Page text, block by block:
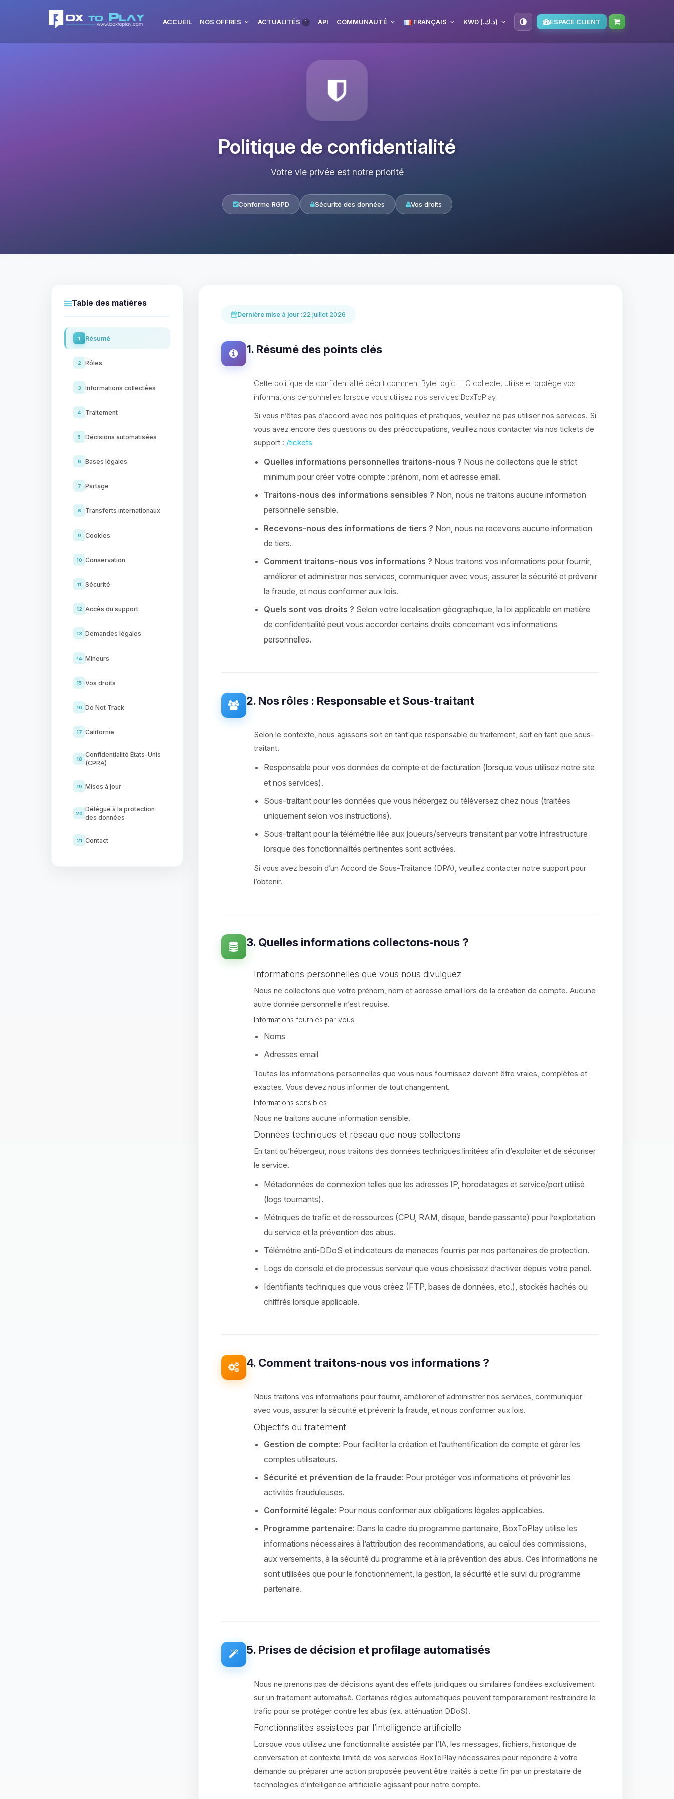
ACCUEIL NOS OFFRES ACTUALITÉS 1 API COMMUNAUTÉ FRANÇAIS KWD (د.ك.‏) ESPACE CLIENT
Politique de confidentialité
Votre vie privée est notre priorité
Conforme RGPD Sécurité des données Vos droits
Table des matières
1 Résumé
2 Rôles
3 Informations collectées
4 Traitement
5 Décisions automatisées
6 Bases légales
7 Partage
8 Transferts internationaux
9 Cookies
10 Conservation
11 Sécurité
12 Accès du support
13 Demandes légales
14 Mineurs
15 Vos droits
16 Do Not Track
17 Californie
18
Confidentialité États-Unis
(CPRA)
19 Mises à jour
20
Délégué à la protection
des données
21 Contact
Dernière mise à jour :22 juillet 2026
1. Résumé des points clés
Cette politique de confidentialité décrit comment ByteLogic LLC collecte, utilise et protège vos
informations personnelles lorsque vous utilisez nos services BoxToPlay.
Si vous n’êtes pas d’accord avec nos politiques et pratiques, veuillez ne pas utiliser nos services. Si
vous avez encore des questions ou des préoccupations, veuillez nous contacter via nos tickets de
support : /tickets
Quelles informations personnelles traitons-nous ? Nous ne collectons que le strict
minimum pour créer votre compte : prénom, nom et adresse email.
Traitons-nous des informations sensibles ? Non, nous ne traitons aucune information
personnelle sensible.
Recevons-nous des informations de tiers ? Non, nous ne recevons aucune information
de tiers.
Comment traitons-nous vos informations ? Nous traitons vos informations pour fournir,
améliorer et administrer nos services, communiquer avec vous, assurer la sécurité et prévenir
la fraude, et nous conformer aux lois.
Quels sont vos droits ? Selon votre localisation géographique, la loi applicable en matière
de confidentialité peut vous accorder certains droits concernant vos informations
personnelles.
2. Nos rôles : Responsable et Sous-traitant
Selon le contexte, nous agissons soit en tant que responsable du traitement, soit en tant que sous-
traitant.
Responsable pour vos données de compte et de facturation (lorsque vous utilisez notre site
et nos services).
Sous-traitant pour les données que vous hébergez ou téléversez chez nous (traitées
uniquement selon vos instructions).
Sous-traitant pour la télémétrie liée aux joueurs/serveurs transitant par votre infrastructure
lorsque des fonctionnalités pertinentes sont activées.
Si vous avez besoin d’un Accord de Sous-Traitance (DPA), veuillez contacter notre support pour
l’obtenir.
3. Quelles informations collectons-nous ?
Informations personnelles que vous nous divulguez
Nous ne collectons que votre prénom, nom et adresse email lors de la création de compte. Aucune
autre donnée personnelle n’est requise.
Informations fournies par vous
Noms
Adresses email
Toutes les informations personnelles que vous nous fournissez doivent être vraies, complètes et
exactes. Vous devez nous informer de tout changement.
Informations sensibles
Nous ne traitons aucune information sensible.
Données techniques et réseau que nous collectons
En tant qu’hébergeur, nous traitons des données techniques limitées afin d’exploiter et de sécuriser
le service.
Métadonnées de connexion telles que les adresses IP, horodatages et service/port utilisé
(logs tournants).
Métriques de trafic et de ressources (CPU, RAM, disque, bande passante) pour l’exploitation
du service et la prévention des abus.
Télémétrie anti-DDoS et indicateurs de menaces fournis par nos partenaires de protection.
Logs de console et de processus serveur que vous choisissez d’activer depuis votre panel.
Identifiants techniques que vous créez (FTP, bases de données, etc.), stockés hachés ou
chiffrés lorsque applicable.
4. Comment traitons-nous vos informations ?
Nous traitons vos informations pour fournir, améliorer et administrer nos services, communiquer
avec vous, assurer la sécurité et prévenir la fraude, et nous conformer aux lois.
Objectifs du traitement
Gestion de compte: Pour faciliter la création et l’authentification de compte et gérer les
comptes utilisateurs.
Sécurité et prévention de la fraude: Pour protéger vos informations et prévenir les
activités frauduleuses.
Conformité légale: Pour nous conformer aux obligations légales applicables.
Programme partenaire: Dans le cadre du programme partenaire, BoxToPlay utilise les
informations nécessaires à l’attribution des recommandations, au calcul des commissions,
aux versements, à la sécurité du programme et à la prévention des abus. Ces informations ne
sont utilisées que pour le fonctionnement, la gestion, la sécurité et le suivi du programme
partenaire.
5. Prises de décision et profilage automatisés
Nous ne prenons pas de décisions ayant des effets juridiques ou similaires fondées exclusivement
sur un traitement automatisé. Certaines règles automatiques peuvent temporairement restreindre le
trafic pour se protéger contre les abus (ex. atténuation DDoS).
Fonctionnalités assistées par l’intelligence artificielle
Lorsque vous utilisez une fonctionnalité assistée par l’IA, les messages, fichiers, historique de
conversation et contexte limité de vos services BoxToPlay nécessaires pour répondre à votre
demande ou préparer une action proposée peuvent être traités à cette fin par un prestataire de
technologies d’intelligence artificielle agissant pour notre compte.